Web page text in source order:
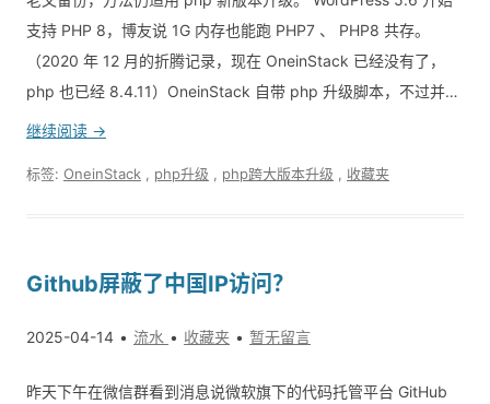
支持 PHP 8，博友说 1G 内存也能跑 PHP7 、 PHP8 共存。
（2020 年 12 月的折腾记录，现在 OneinStack 已经没有了，
php 也已经 8.4.11）OneinStack 自带 php 升级脚本，不过并…
继续阅读 →
标签: OneinStack php升级 php跨大版本升级 收藏夹
Github屏蔽了中国IP访问？
2025-04-14 流水 收藏夹 暂无留言
昨天下午在微信群看到消息说微软旗下的代码托管平台 GitHub